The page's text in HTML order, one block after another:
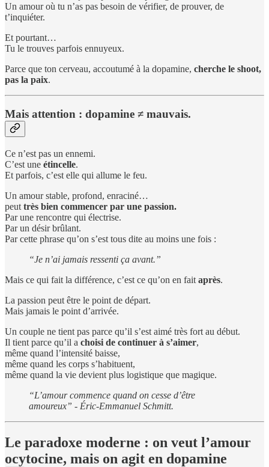
Un amour où tu n’as pas besoin de vérifier, de prouver, de
t’inquiéter.
Et pourtant…
Tu le trouves parfois ennuyeux.
Parce que ton cerveau, accoutumé à la dopamine, cherche le shoot,
pas la paix.
Mais attention : dopamine ≠ mauvais.
Ce n’est pas un ennemi.
C’est une étincelle.
Et parfois, c’est elle qui allume le feu.
Un amour stable, profond, enraciné…
peut très bien commencer par une passion.
Par une rencontre qui électrise.
Par un désir brûlant.
Par cette phrase qu’on s’est tous dite au moins une fois :
“Je n’ai jamais ressenti ça avant.”
Mais ce qui fait la différence, c’est ce qu’on en fait après.
La passion peut être le point de départ.
Mais jamais le point d’arrivée.
Un couple ne tient pas parce qu’il s’est aimé très fort au début.
Il tient parce qu’il a choisi de continuer à s’aimer,
même quand l’intensité baisse,
même quand les corps s’habituent,
même quand la vie devient plus logistique que magique.
“L’amour commence quand on cesse d’être
amoureux” - Éric-Emmanuel Schmitt.
Le paradoxe moderne : on veut l’amour
ocytocine, mais on agit en dopamine